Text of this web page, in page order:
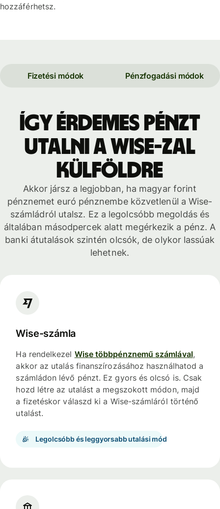
hozzáférhetsz.
Fizetési módok Pénzfogadási módok
Így érdemes pénzt
utalni a Wise-zal
külföldre
Akkor jársz a legjobban, ha magyar forint
pénznemet euró pénznembe közvetlenül a Wise-
számládról utalsz. Ez a legolcsóbb megoldás és
általában másodpercek alatt megérkezik a pénz. A
banki átutalások szintén olcsók, de olykor lassúak
lehetnek.
Wise-számla
Ha rendelkezel Wise többpénznemű számlával,
akkor az utalás finanszírozásához használhatod a
számládon lévő pénzt. Ez gyors és olcsó is. Csak
hozd létre az utalást a megszokott módon, majd
a fizetéskor válaszd ki a Wise-számláról történő
utalást.
Legolcsóbb és leggyorsabb utalási mód